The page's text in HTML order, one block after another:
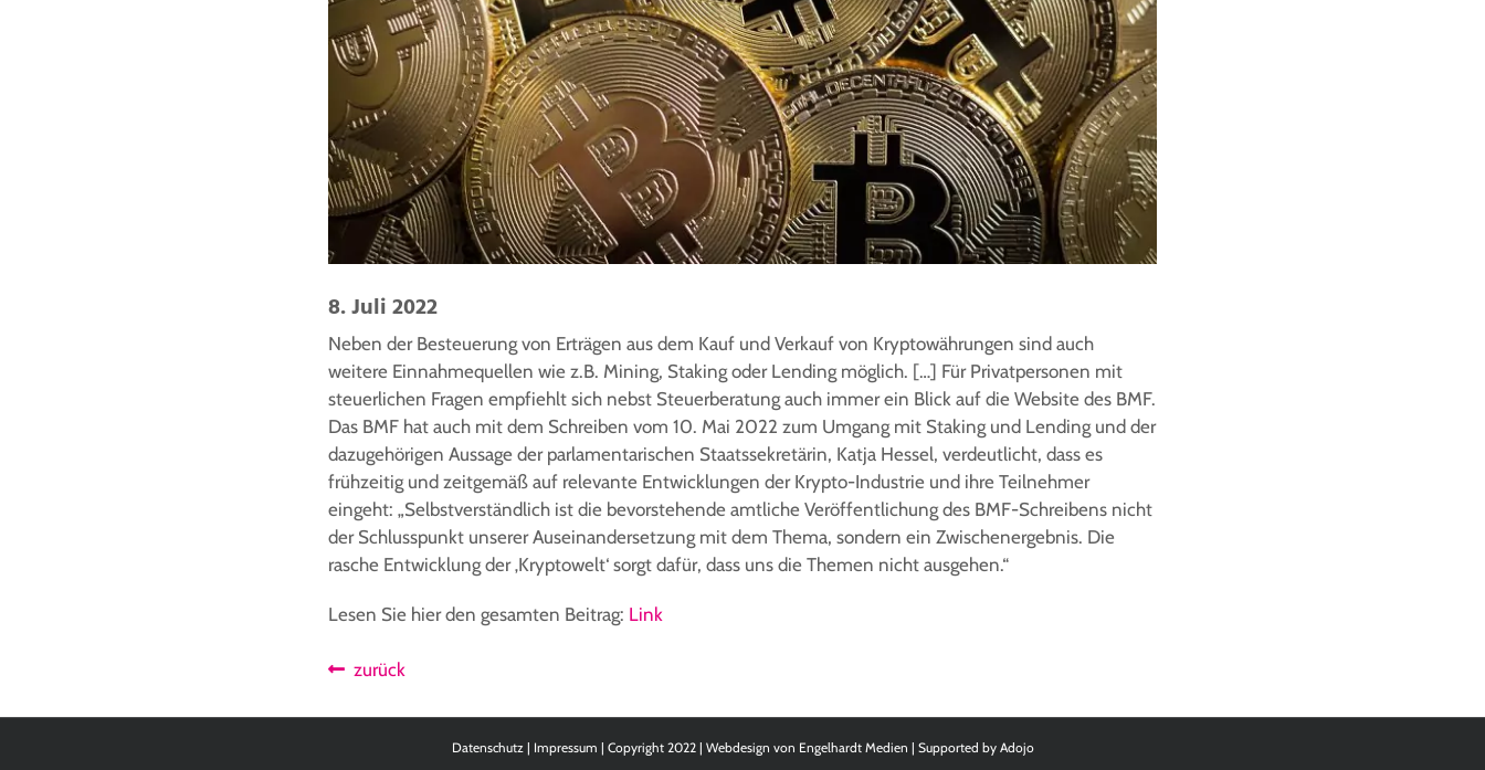
8. Juli 2022
Neben der Besteuerung von Erträgen aus dem Kauf und Verkauf von Kryptowährungen sind auch
weitere Einnahmequellen wie z.B. Mining, Staking oder Lending möglich. […] Für Privatpersonen mit
steuerlichen Fragen empfiehlt sich nebst Steuerberatung auch immer ein Blick auf die Website des BMF.
Das BMF hat auch mit dem Schreiben vom 10. Mai 2022 zum Umgang mit Staking und Lending und der
dazugehörigen Aussage der parlamentarischen Staatssekretärin, Katja Hessel, verdeutlicht, dass es
frühzeitig und zeitgemäß auf relevante Entwicklungen der Krypto-Industrie und ihre Teilnehmer
eingeht: „Selbstverständlich ist die bevorstehende amtliche Veröffentlichung des BMF-Schreibens nicht
der Schlusspunkt unserer Auseinandersetzung mit dem Thema, sondern ein Zwischenergebnis. Die
rasche Entwicklung der ‚Kryptowelt‘ sorgt dafür, dass uns die Themen nicht ausgehen.“
Lesen Sie hier den gesamten Beitrag: Link
zurück
Datenschutz| Impressum | Copyright 2022 | Webdesign von Engelhardt Medien | Supported by Adojo